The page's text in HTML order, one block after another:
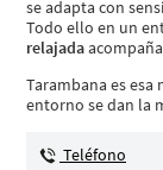
se adapta con
Todo ello en un
relajada
Tarambana es
entorno se dan la
Teléfono